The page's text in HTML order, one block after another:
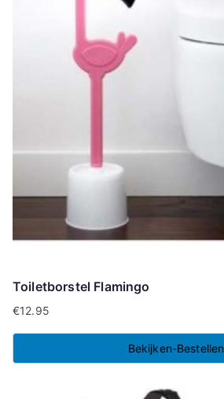
Toiletborstel Flamingo
€12.95
Bekijken-Bestellen